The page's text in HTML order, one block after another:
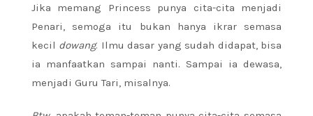
Jika memang Princess punya cita-cita menjadi
Penari, semoga itu bukan hanya ikrar semasa
kecil dowang. Ilmu dasar yang sudah didapat, bisa
ia manfaatkan sampai nanti. Sampai ia dewasa,
menjadi Guru Tari, misalnya.